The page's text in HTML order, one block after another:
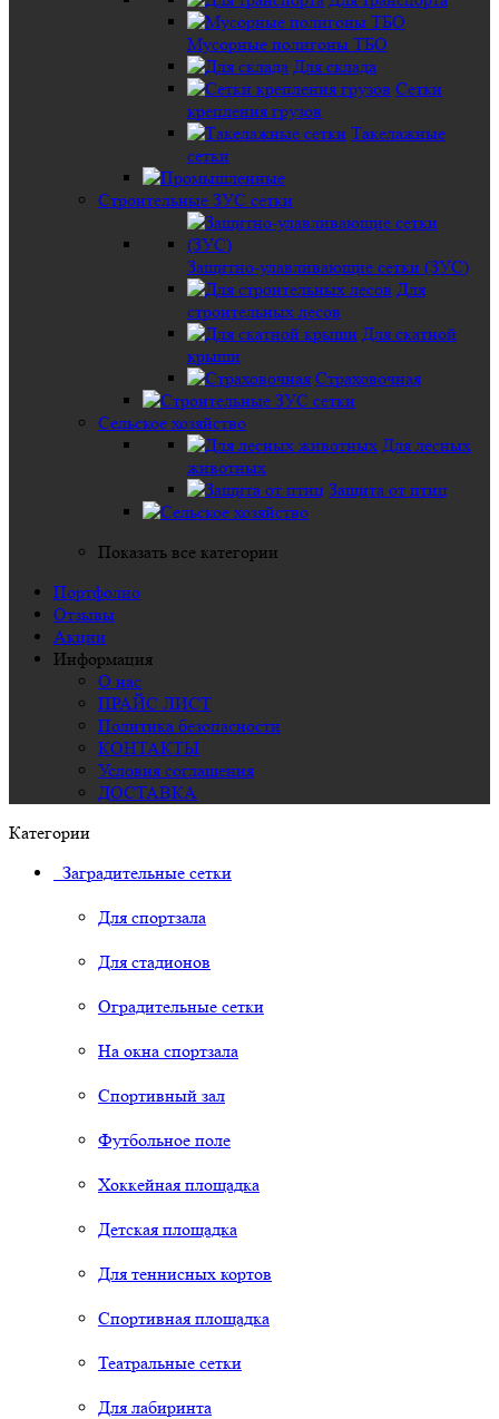
Мусорные полигоны ТБО
Для склада
Сетки
крепления грузов
Такелажные
сетки
Строительные ЗУС сетки
Защитно-улавливающие сетки (ЗУС)
Для
строительных лесов
Для скатной
крыши
Страховочная
Сельское хозяйство
Для лесных
животных
Защита от птиц
Показать все категории
Портфолио
Отзывы
Акции
Информация
О нас
ПРАЙС ЛИСТ
Политика безопасности
КОНТАКТЫ
Условия соглашения
ДОСТАВКА
Категории
Заградительные сетки
Для спортзала
Для стадионов
Оградительные сетки
На окна спортзала
Спортивный зал
Футбольное поле
Хоккейная площадка
Детская площадка
Для теннисных кортов
Спортивная площадка
Театральные сетки
Для лабиринта